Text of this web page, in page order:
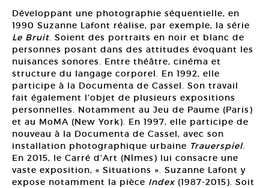
Développant une photographie séquentielle, en
1990 Suzanne Lafont réalise, par exemple, la série
Le Bruit. Soient des portraits en noir et blanc de
personnes posant dans des attitudes évoquant les
nuisances sonores. Entre théâtre, cinéma et
structure du langage corporel. En 1992, elle
participe à la Documenta de Cassel. Son travail
fait également l’objet de plusieurs expositions
personnelles. Notamment au Jeu de Paume (Paris)
et au MoMA (New York). En 1997, elle participe de
nouveau à la Documenta de Cassel, avec son
installation photographique urbaine Trauerspiel.
En 2015, le Carré d’Art (Nîmes) lui consacre une
vaste exposition, « Situations ». Suzanne Lafont y
expose notamment la pièce Index (1987-2015). Soit